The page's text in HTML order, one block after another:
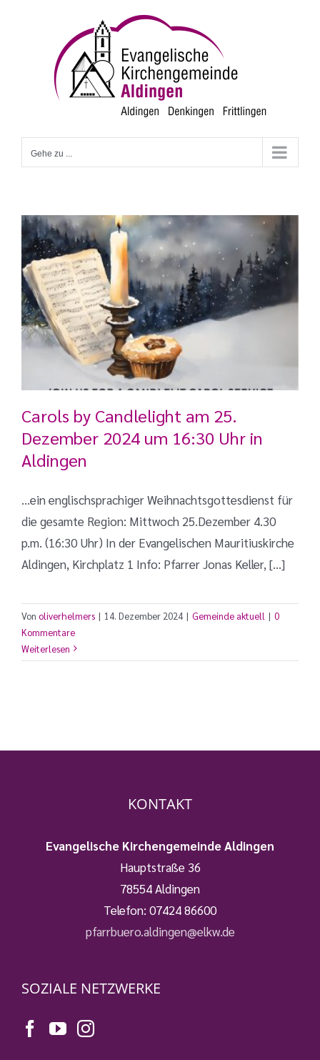
Gehe zu ...
Carols by Candlelight am 25.
Dezember 2024 um 16:30 Uhr in
Aldingen
…ein englischsprachiger Weihnachtsgottesdienst für
die gesamte Region: Mittwoch 25.Dezember 4.30
p.m. (16:30 Uhr) In der Evangelischen Mauritiuskirche
Aldingen, Kirchplatz 1 Info: Pfarrer Jonas Keller, [...]
Von oliverhelmers | 14. Dezember 2024 | Gemeinde aktuell | 0
Kommentare
Weiterlesen
KONTAKT
Evangelische Kirchengemeinde Aldingen
Hauptstraße 36
78554 Aldingen
Telefon: 07424 86600
pfarrbuero.aldingen@elkw.de
SOZIALE NETZWERKE